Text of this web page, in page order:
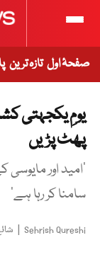
صفحۂ اول تازہ ترین
یومِ یکجہتی
پھٹ پڑیں
‘امید اور
سامنا کر رہا ہے‘
Sehrish Qureshi
|